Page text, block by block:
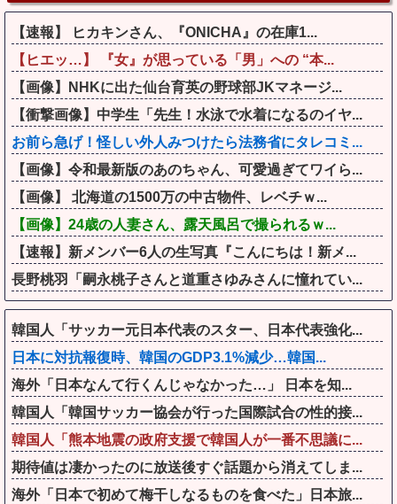
【速報】 ヒカキンさん、『ONICHA』の在庫1...
【ヒエッ…】 『女』が思っている「男」への “本...
【画像】NHKに出た仙台育英の野球部JKマネージ...
【衝撃画像】中学生「先生！水泳で水着になるのイヤ...
お前ら急げ！怪しい外人みつけたら法務省にタレコミ...
【画像】令和最新版のあのちゃん、可愛過ぎてワイら...
【画像】 北海道の1500万の中古物件、レベチｗ...
【画像】24歳の人妻さん、露天風呂で撮られるｗ...
【速報】新メンバー6人の生写真『こんにちは！新メ...
長野桃羽「嗣永桃子さんと道重さゆみさんに憧れてい...
韓国人「サッカー元日本代表のスター、日本代表強化...
日本に対抗報復時、韓国のGDP3.1%減少…韓国...
海外「日本なんて行くんじゃなかった…」 日本を知...
韓国人「韓国サッカー協会が行った国際試合の性的接...
韓国人「熊本地震の政府支援で韓国人が一番不思議に...
期待値は凄かったのに放送後すぐ話題から消えてしま...
海外「日本で初めて梅干しなるものを食べた」日本旅...